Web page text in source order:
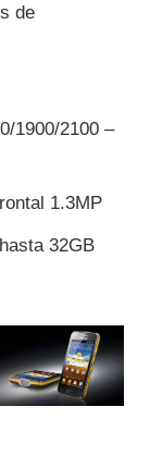
de
1900/2100 –
1.3MP
32GB